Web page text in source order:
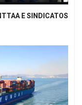
E SINDICATOS